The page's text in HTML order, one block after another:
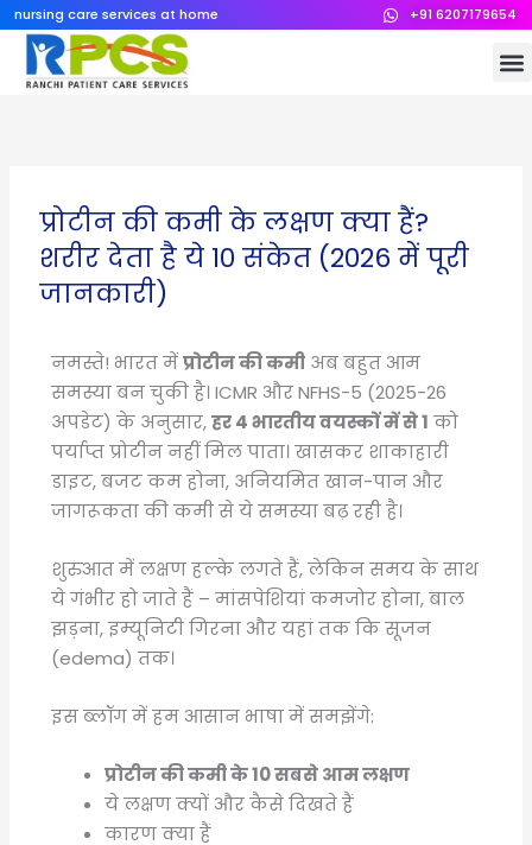
Skip
content
nursing care services at home +91 6207179654
प्रोटीन की कमी के लक्षण क्या हैं?
शरीर देता है ये 10 संकेत (2026 में पूरी
जानकारी)
नमस्ते! भारत मेंप्रोटीन की कमी अब बहुत आम
समस्या बन चुकी है। ICMR और NFHS-5 (2025-26
अपडेट) के अनुसार,हर 4 भारतीय वयस्कों में से 1 को
पर्याप्त प्रोटीन नहीं मिल पाता। खासकर शाकाहारी
डाइट, बजट कम होना, अनियमित खान-पान और
जागरूकता की कमी से ये समस्या बढ़ रही है।
शुरुआत में लक्षण हल्के लगते हैं, लेकिन समय के साथ
ये गंभीर हो जाते हैं – मांसपेशियां कमजोर होना, बाल
झड़ना, इम्यूनिटी गिरना और यहां तक कि सूजन
(edema) तक।
इस ब्लॉग में हम आसान भाषा में समझेंगे:
प्रोटीन की कमी के 10 सबसे आम लक्षण
ये लक्षण क्यों और कैसे दिखते हैं
कारण क्या हैं